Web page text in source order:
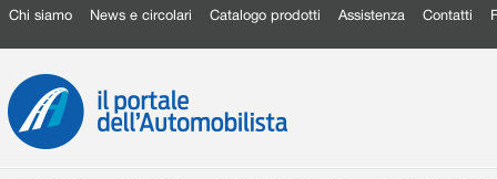
Chi siamo News e circolari Catalogo prodotti Assistenza Contatti